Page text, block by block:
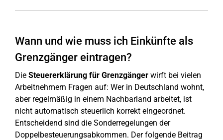
Wann und wie muss ich Einkünfte als
Grenzgänger eintragen?
Die Steuererklärung für Grenzgänger wirft bei vielen
Arbeitnehmern Fragen auf: Wer in Deutschland wohnt,
aber regelmäßig in einem Nachbarland arbeitet, ist
nicht automatisch steuerlich korrekt eingeordnet.
Entscheidend sind die Sonderregelungen der
Doppelbesteuerungsabkommen. Der folgende Beitrag